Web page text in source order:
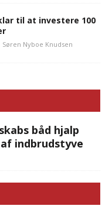
til at investere 100
Søren Nyboe Knudsen
båd hjalp
indbrudstyve